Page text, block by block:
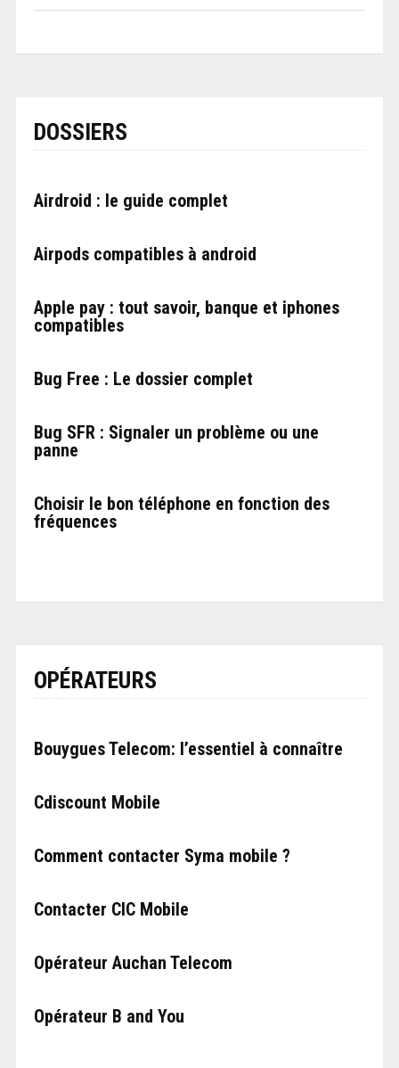
DOSSIERS
Airdroid : le guide complet
Airpods compatibles à android
Apple pay : tout savoir, banque et iphones
compatibles
Bug Free : Le dossier complet
Bug SFR : Signaler un problème ou une
panne
Choisir le bon téléphone en fonction des
fréquences
OPÉRATEURS
Bouygues Telecom: l’essentiel à connaître
Cdiscount Mobile
Comment contacter Syma mobile ?
Contacter CIC Mobile
Opérateur Auchan Telecom
Opérateur B and You